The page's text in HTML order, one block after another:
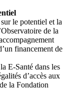
le potentiel et la
de la
financement de
E-Santé dans les
d’accès aux
la Fondation